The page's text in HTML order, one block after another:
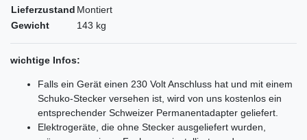
Lieferzustand Montiert
Gewicht
143 kg
wichtige Infos:
Falls ein Gerät einen 230 Volt Anschluss hat und mit einem
Schuko-Stecker versehen ist, wird von uns kostenlos ein
entsprechender Schweizer Permanentadapter geliefert.
Elektrogeräte, die ohne Stecker ausgeliefert wurden,